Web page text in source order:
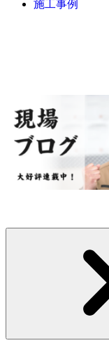
施工事例